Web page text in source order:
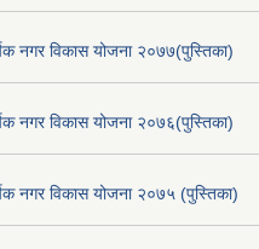
नगर विकास योजना २०७७(पुस्तिका)
नगर विकास योजना २०७६(पुस्तिका)
नगर विकास योजना २०७५ (पुस्तिका)